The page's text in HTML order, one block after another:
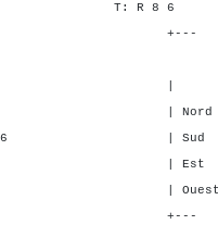
R 8
SA P
Nord - -
| Sud - -
- 1 -
Ouest -